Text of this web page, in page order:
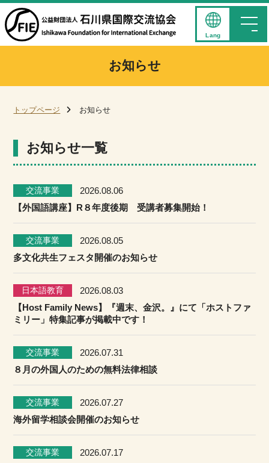
Lang
お知らせ
トップページ お知らせ
お知らせ一覧
交流事業
2026.08.06
【外国語講座】R８年度後期 受講者募集開始！
交流事業
2026.08.05
多文化共生フェスタ開催のお知らせ
日本語教育
2026.08.03
【Host Family News】『週末、金沢。』にて「ホストファ
ミリー」特集記事が掲載中です！
交流事業
2026.07.31
８月の外国人のための無料法律相談
交流事業
2026.07.27
海外留学相談会開催のお知らせ
交流事業
2026.07.17